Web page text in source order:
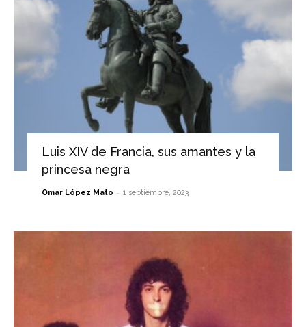
Luis XIV de Francia, sus amantes y la
princesa negra
Omar López Mato - 1 septiembre, 2023